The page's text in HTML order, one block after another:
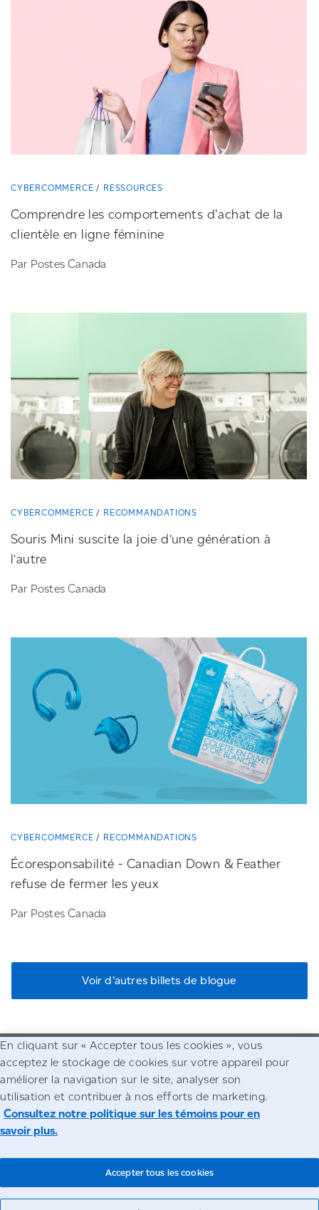
CYBERCOMMERCE RESSOURCES
Comprendre les comportements d'achat de la
clientèle en ligne féminine
Par Postes Canada
CYBERCOMMERCE RECOMMANDATIONS
Souris Mini suscite la joie d’une génération à
l’autre
Par Postes Canada
CYBERCOMMERCE RECOMMANDATIONS
Écoresponsabilité- Canadian Down & Feather
refuse de fermer les yeux
Par Postes Canada
Voir d’autres billets de blogue
Allez à la page d'accueil de Postes Canada
Accessibilité Avis juridiques Confidentialité
En cliquant sur « Accepter tous les cookies », vous
acceptez le stockage de cookies sur votre appareil pour
améliorer la navigation sur le site, analyser son
utilisation et contribuer à nos efforts de marketing.
Consultez notre politique sur les témoins pour en
savoir plus.
Accepter tous les cookies